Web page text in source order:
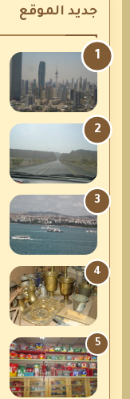
جديد الموقع